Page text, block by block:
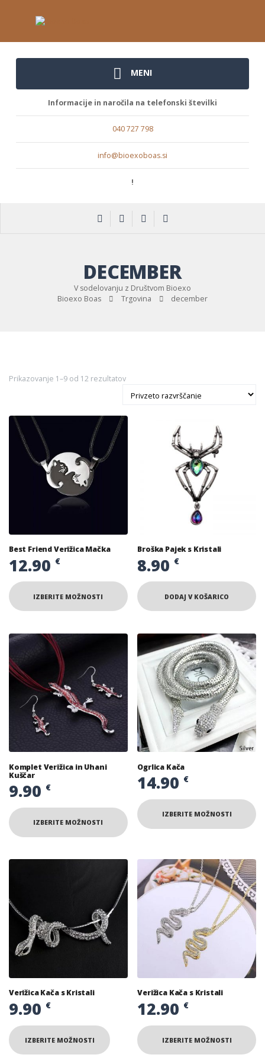
MENI
Informacije in naročila na telefonski številki
040 727 798
info@bioexoboas.si
!
DECEMBER
V sodelovanju z Društvom Bioexo
Bioexo Boas
Trgovina december
Prikazovanje 1–9 od 12 rezultatov
Best Friend Verižica Mačka
12.90 €
IZBERITE MOŽNOSTI
Broška Pajek s Kristali
8.90 €
DODAJ V KOŠARICO
Komplet Verižica in Uhani
Kuščar
9.90 €
IZBERITE MOŽNOSTI
Ogrlica Kača
14.90 €
IZBERITE MOŽNOSTI
Verižica Kača s Kristali
9.90 €
IZBERITE MOŽNOSTI
Verižica Kača s Kristali
12.90 €
IZBERITE MOŽNOSTI